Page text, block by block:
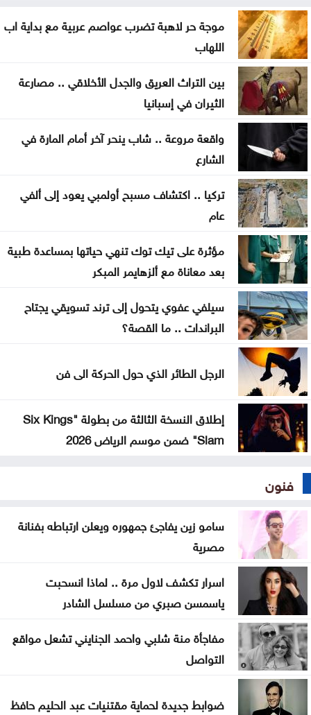
البرلمان العربي يدين تفجيرًا إرهابيًا استهدف حافلة ركاب
بريف دمشق
واشنطن تضغط على إسرائيل لإقرار هدنة في غزة
إسبانيا تفرض قيودًا على الرحلات الجوية والسفن
القادمة من إيطاليا
الحكومة التركية تنفي أي تعارض بين اتفاقية الدفاع
والتزامات الناتو
مسؤول أميركي: تقدم في محادثات عُمان وإيران حول
مضيق هرمز
موجة حر لاهبة تضرب عواصم عربية مع بداية اب
اللهاب
بين التراث العريق والجدل الأخلاقي .. مصارعة
الثيران في إسبانيا
واقعة مروعة .. شاب ينحر آخر أمام المارة في
الشارع
تركيا .. اكتشاف مسبح أولمبي يعود إلى ألفي
عام
مؤثرة على تيك توك تنهي حياتها بمساعدة طبية
بعد معاناة مع ألزهايمر المبكر
سيلفي عفوي يتحول إلى ترند تسويقي يجتاح
البراندات .. ما القصة؟
الرجل الطائر الذي حول الحركة الى فن
إطلاق النسخة الثالثة من بطولة "Six Kings
Slam" ضمن موسم الرياض 2026
فنون
سامو زين يفاجئ جمهوره ويعلن ارتباطه بفنانة
مصرية
اسرار تكشف لاول مرة .. لماذا انسحبت
ياسمسن صبري من مسلسل الشادر
مفاجأة منة شلبي واحمد الجنايني تشعل مواقع
التواصل
ضوابط جديدة لحماية مقتنيات عبد الحليم حافظ